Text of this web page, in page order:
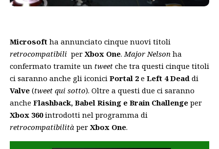
Microsoft ha annunciato cinque nuovi titoli
retrocompatibili per Xbox One. Major Nelson ha
confermato tramite un tweet che tra questi cinque titoli
ci saranno anche gli iconici Portal 2 e Left 4 Dead di
Valve (tweet qui sotto). Oltre a questi due ci saranno
anche Flashback, Babel Rising e Brain Challenge per
Xbox 360introdotti nel programma di
retrocompatibilità per Xbox One.